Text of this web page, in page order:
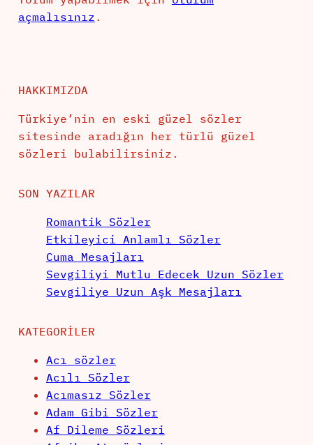
açmalısınız .
HAKKIMIZDA
Türkiye’nin en eski güzel sözler
sitesinde aradığın her türlü güzel
sözleri bulabilirsiniz.
SON YAZILAR
Romantik Sözler
Etkileyici Anlamlı Sözler
Cuma Mesajları
Sevgiliyi Mutlu Edecek Uzun Sözler
Sevgiliye Uzun Aşk Mesajları
KATEGORILER
Acı sözler
Acılı Sözler
Acımasız Sözler
Adam Gibi Sözler
Af Dileme Sözleri